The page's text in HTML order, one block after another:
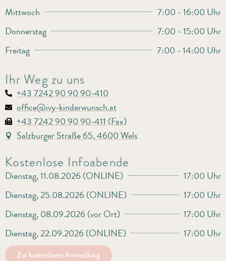
Mittwoch
7:00 - 16:00 Uhr
Donnerstag
7:00 - 15:00 Uhr
Freitag
7:00 - 14:00 Uhr
Ihr Weg zu uns
+43 7242 90 90 90-410
office@ivy-kinderwunsch.at
+43 7242 90 90 90-411 (Fax)
Salzburger Straße 65, 4600 Wels
Kostenlose Infoabende
Dienstag, 11.08.2026 (ONLINE)
17:00 Uhr
Dienstag, 25.08.2026 (ONLINE)
17:00 Uhr
Dienstag, 08.09.2026 (vor Ort)
17:00 Uhr
Dienstag, 22.09.2026 (ONLINE)
17:00 Uhr
Zur kostenlosen Anmeldung